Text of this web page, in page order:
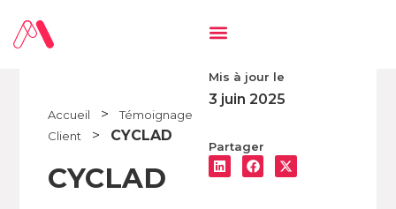
Accueil >
Témoignage
Client
> CYCLAD
CYCLAD
Mis à jour le
3 juin 2025
Partager